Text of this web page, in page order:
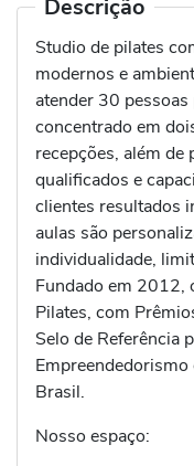
Descrição
Studio de pilates
modernos e
atender 30
concentrado em
recepções, além
qualificados e
clientes resultados
aulas são
individualidade,
Fundado em 2012,
Pilates, com
Selo de Referência
Empreendedorismo
Brasil.
Nosso espaço: